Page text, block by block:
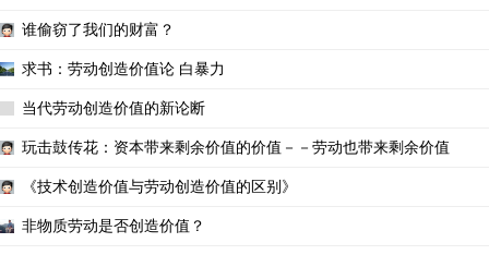
谁偷窃了我们的财富？
求书：劳动创造价值论 白暴力
当代劳动创造价值的新论断
玩击鼓传花：资本带来剩余价值的价值－－劳动也带来剩余价值
《技术创造价值与劳动创造价值的区别》
非物质劳动是否创造价值？